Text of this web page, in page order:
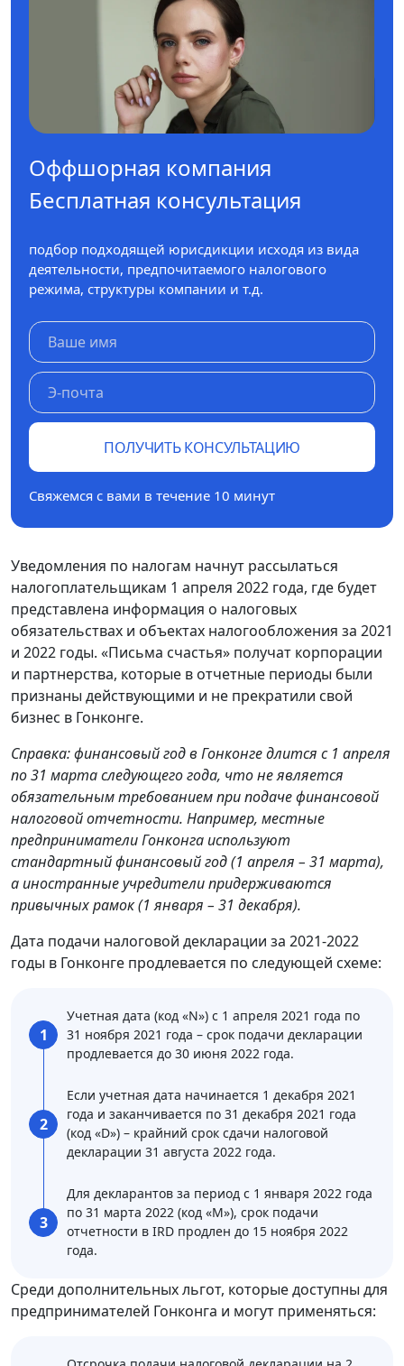
Оффшорная компания
Бесплатная консультация
подбор подходящей юрисдикции исходя из вида
деятельности, предпочитаемого налогового
режима, структуры компании и т.д.
ПОЛУЧИТЬ КОНСУЛЬТАЦИЮ
Свяжемся с вами в течение 10 минут
Уведомления по налогам начнут рассылаться
налогоплательщикам 1 апреля 2022 года, где будет
представлена информация о налоговых
обязательствах и объектах налогообложения за 2021
и 2022 годы. «Письма счастья» получат корпорации
и партнерства, которые в отчетные периоды были
признаны действующими и не прекратили свой
бизнес в Гонконге.
Справка: финансовый год в Гонконге длится с 1 апреля
по 31 марта следующего года, что не является
обязательным требованием при подаче финансовой
налоговой отчетности. Например, местные
предприниматели Гонконга используют
стандартный финансовый год (1 апреля – 31 марта),
а иностранные учредители придерживаются
привычных рамок (1 января – 31 декабря).
Дата подачи налоговой декларации за 2021-2022
годы в Гонконге продлевается по следующей схеме:
1
Учетная дата (код «N») с 1 апреля 2021 года по
31 ноября 2021 года – срок подачи декларации
продлевается до 30 июня 2022 года.
2
Если учетная дата начинается 1 декабря 2021
года и заканчивается по 31 декабря 2021 года
(код «D») – крайний срок сдачи налоговой
декларации 31 августа 2022 года.
3
Для декларантов за период с 1 января 2022 года
по 31 марта 2022 (код «M»), срок подачи
отчетности в IRD продлен до 15 ноября 2022
года.
Среди дополнительных льгот, которые доступны для
предпринимателей Гонконга и могут применяться: